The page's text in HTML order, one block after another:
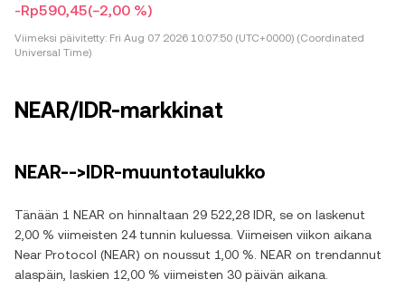
-Rp590,45(−2,00 %)
Viimeksi päivitetty: Fri Aug 07 2026 10:07:50 (UTC+0000) (Coordinated
Universal Time)
NEAR/IDR-markkinat
NEAR-->IDR-muuntotaulukko
Tänään 1 NEAR on hinnaltaan 29 522,28 IDR, se on laskenut
2,00 % viimeisten 24 tunnin kuluessa. Viimeisen viikon aikana
Near Protocol (NEAR) on noussut 1,00 %. NEAR on trendannut
alaspäin, laskien 12,00 % viimeisten 30 päivän aikana.